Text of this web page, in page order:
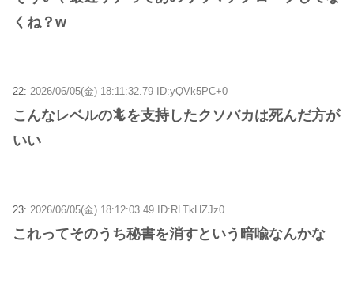
くね？w
22: 2026/06/05(金) 18:11:32.79 ID:yQVk5PC+0
こんなレベルの🦎を支持したクソバカは死んだ方が
いい
23: 2026/06/05(金) 18:12:03.49 ID:RLTkHZJz0
これってそのうち秘書を消すという暗喩なんかな